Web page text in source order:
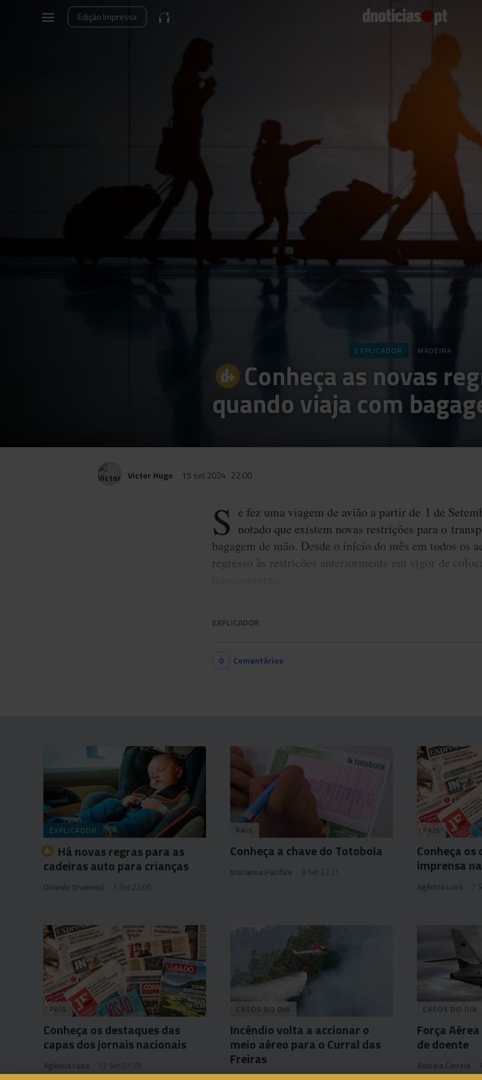
Edição Impressa
EXPLICADOR MADEIRA
Conheça as novas
quando viaja com
Victor Hugo 15 set 2024 22:00
S e fez uma viagem de avião a partir de 1 de
notado que existem novas restrições para o
bagagem de mão. Desde o início do mês em todos os
regresso às restrições anteriormente em vigor de
EXPLICADOR
0 Comentários
EXPLICADOR
Há novas regras para as
cadeiras auto para crianças
Orlando Drumond 3 Set 22:00
PAÍS
Conheça a chave do Totobola
Marianna Pacifico 8 Set 23:21
PAÍS
Conheça os
imprensa
Agência Lusa 7
PAÍS
Conheça os destaques das
capas dos jornais nacionais
Agência Lusa 12 Set 07:29
CASOS DO DIA
Incêndio volta a accionar o
meio aéreo para o Curral das
Freiras
CASOS DO DIA
Força
de doente
Andreia Correia